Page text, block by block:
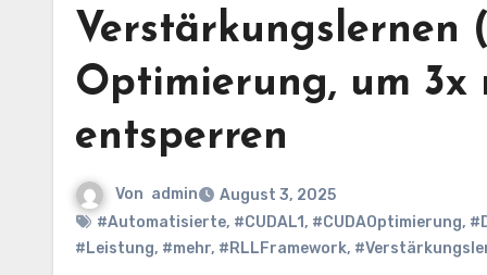
Verstärkungslernen
Optimierung, um 3x
entsperren
Von admin
August 3, 2025
#Automatisierte, #CUDAL1, #CUDAOptimierung,
#Leistung, #mehr, #RLLFramework,